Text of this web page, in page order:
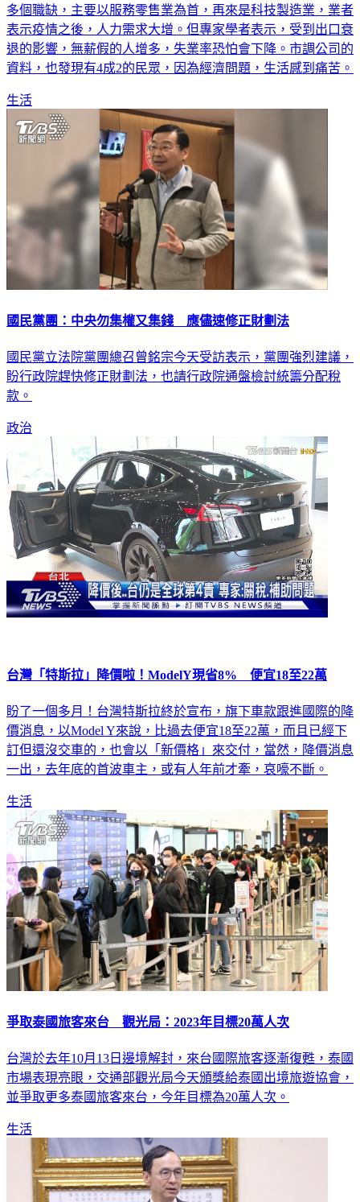
多個職缺，主要以服務零售業為首，再來是科技製造業，業者
表示疫情之後，人力需求大增。但專家學者表示，受到出口衰
退的影響，無薪假的人增多，失業率恐怕會下降。市調公司的
資料，也發現有4成2的民眾，因為經濟問題，生活感到痛苦。
生活
國民黨團：中央勿集權又集錢 應儘速修正財劃法
國民黨立法院黨團總召曾銘宗今天受訪表示，黨團強烈建議，
盼行政院趕快修正財劃法，也請行政院通盤檢討統籌分配稅
款。
政治
台灣「特斯拉」降價啦！ModelY現省8% 便宜18至22萬
盼了一個多月！台灣特斯拉終於宣布，旗下車款跟進國際的降
價消息，以Model Y來說，比過去便宜18至22萬，而且已經下
訂但還沒交車的，也會以「新價格」來交付，當然，降價消息
一出，去年底的首波車主，或有人年前才牽，哀嚎不斷。
生活
爭取泰國旅客來台 觀光局：2023年目標20萬人次
台灣於去年10月13日邊境解封，來台國際旅客逐漸復甦，泰國
市場表現亮眼，交通部觀光局今天頒獎給泰國出境旅遊協會，
並爭取更多泰國旅客來台，今年目標為20萬人次。
生活